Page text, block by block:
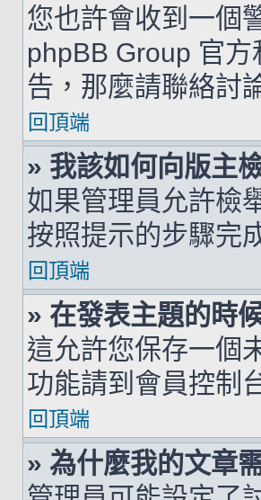
您也許會收到一個
phpBB Group 官
告，那麼請聯絡討
回頂端
» 我該如何向版主
如果管理員允許檢
按照提示的步驟完
回頂端
» 在發表主題的時
這允許您保存一個
功能請到會員控制
回頂端
» 為什麼我的文章